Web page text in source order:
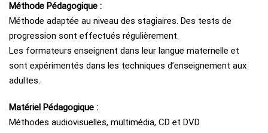
Méthode Pédagogique :
Méthode adaptée au niveau des stagiaires. Des tests de
progression sont effectués régulièrement.
Les formateurs enseignent dans leur langue maternelle et
sont expérimentés dans les techniques d’enseignement aux
adultes.
Matériel Pédagogique :
Méthodes audiovisuelles, multimédia, CD et DVD